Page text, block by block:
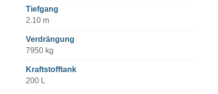
Tiefgang
2.10 m
Verdrängung
7950 kg
Kraftstofftank
200 L